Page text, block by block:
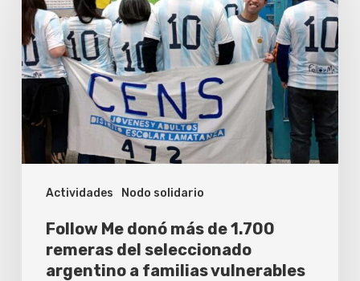
Actividades Nodo solidario
donó
más
de
remeras
del
seleccionado
argentino
familias
vulnerables
Follow Me donó más de 1.700
remeras del seleccionado
argentino a familias vulnerables